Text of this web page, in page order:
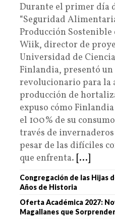
Durante el primer día
“Seguridad
Producción Sostenible
Wiik, director de
Universidad de
Finlandia, presentó
revolucionario para la
producción de
expuso cómo
el 100% de su
través de
pesar de las difíciles
que enfrenta. [...]
Congregación de las Hijas
Años de Historia
Oferta Académica 2027:
Magallanes que